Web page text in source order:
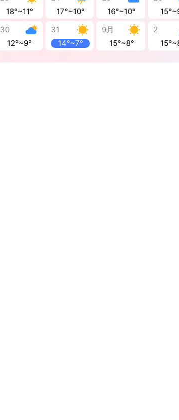
18°~11°
17°~10°
16°~10°
30
12°~9°
31
14°~7°
9月
15°~8°
2